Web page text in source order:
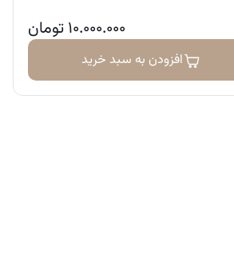
۱۰.۰۰۰.۰۰۰تومان
افزودن به سبد خرید